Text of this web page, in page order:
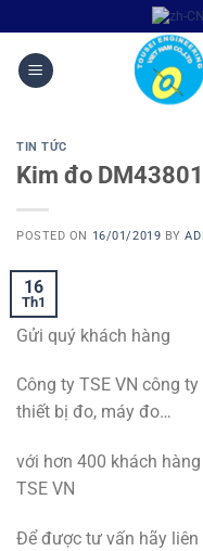
TIN TỨC
Kim đo
POSTED ON 16/01/2019 BY
16
Th1
Gửi quý khách hàng
Công ty TSE VN công
thiết bị đo, máy đo…
với hơn 400 khách
TSE VN
Để được tư vấn hãy liên